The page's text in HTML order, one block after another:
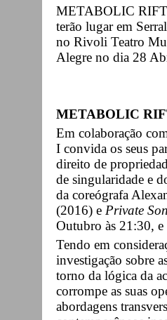
METABOLIC
terão lugar em
no Rivoli Teatro
Alegre no dia 28
METABOLIC
Em colaboração
I convida os seus
direito de
de singularidade e
da coreógrafa
(2016) e Private
Outubro às 21:30,
Tendo em
investigação sobre
torno da lógica da
corrompe as suas
abordagens